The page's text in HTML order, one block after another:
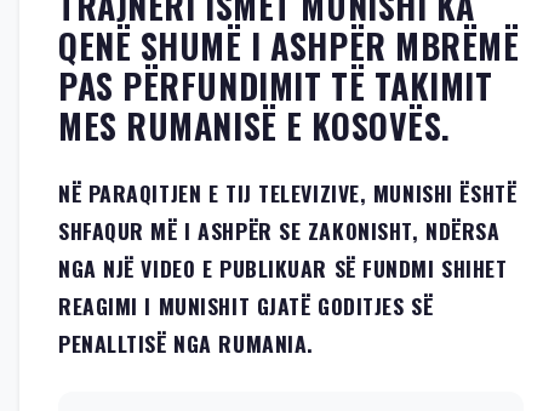
QENË SHUMË I ASHPËR MBRËMË
PAS PËRFUNDIMIT TË TAKIMIT
MES RUMANISË E KOSOVËS.
NË PARAQITJEN E TIJ TELEVIZIVE, MUNISHI ËSHTË
SHFAQUR MË I ASHPËR SE ZAKONISHT, NDËRSA
NGA NJË VIDEO E PUBLIKUAR SË FUNDMI SHIHET
REAGIMI I MUNISHIT GJATË GODITJES SË
PENALLTISË NGA RUMANIA.